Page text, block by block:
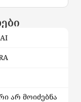
არ მოიძებნა